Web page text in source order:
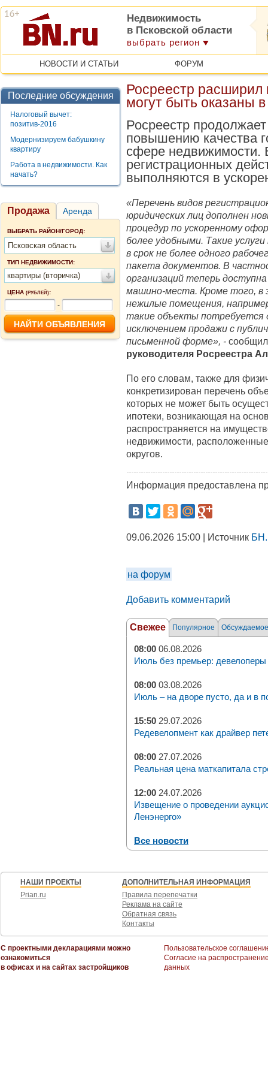
Недвижимость
в Псковской области
выбрать регион
НОВОСТИ И СТАТЬИ ФОРУМ
Последние обсуждения
Налоговый вычет:
позитив-2016
Модернизируем бабушкину
квартиру
Работа в недвижимости. Как
начать?
Продажа Аренда
ВЫБРАТЬ РАЙОН/ГОРОД:
Псковская область
ТИП НЕДВИЖИМОСТИ:
квартиры (вторичка)
ЦЕНА (РУБЛЕЙ):
-
Росреестр расширил
могут быть оказаны
Росреестр
повышению качества
сфере недвижимости.
регистрационных
выполняются в
«Перечень видов
юридических лиц дополнен
процедур по ускоренному
более удобными. Такие
в срок не более одного
пакета документов. В
организаций теперь
машино-места. Кроме того,
нежилые помещения,
такие объекты потребуется
исключением продажи с
письменной форме», -
руководителя Росреестра
По его словам, также для
конкретизирован перечень
которых не может быть
ипотеки, возникающая на
распространяется на
недвижимости,
округов.
Информация предоставлена
09.06.2026 15:00 | Источник
на форум
Добавить комментарий
Свежее Популярное Обсуждаемое
08:00 06.08.2026
Июль без премьер: девелоперы
08:00 03.08.2026
Июль – на дворе пусто, да и в
15:50 29.07.2026
Редевелопмент как драйвер
08:00 27.07.2026
Реальная цена маткапитала
12:00 24.07.2026
Извещение о проведении
Ленэнерго»
Все новости
НАШИ ПРОЕКТЫ
Prian.ru
ДОПОЛНИТЕЛЬНАЯ ИНФОРМАЦИЯ
Правила перепечатки
Реклама на сайте
Обратная связь
Контакты
С проектными декларациями можно
ознакомиться
в офисах и на сайтах застройщиков
Пользовательское
Согласие на
данных